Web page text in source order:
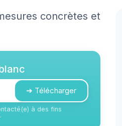
concrètes et
➔ Télécharger
à des fins